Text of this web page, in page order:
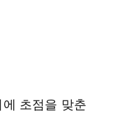
초점을 맞춘